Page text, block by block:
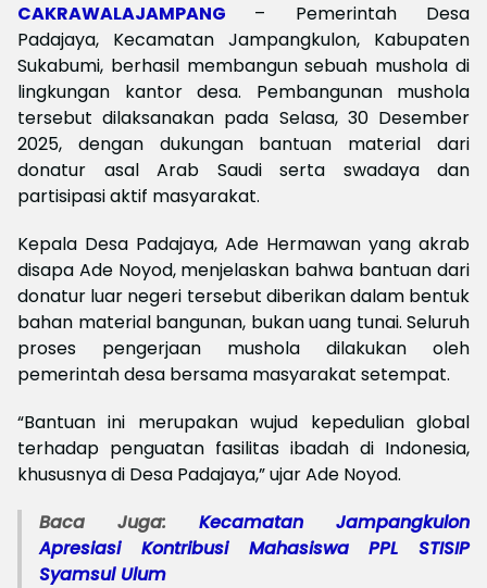
CAKRAWALAJAMPANG
– Pemerintah Desa
Padajaya, Kecamatan Jampangkulon, Kabupaten
Sukabumi, berhasil membangun sebuah mushola di
lingkungan kantor desa. Pembangunan mushola
tersebut dilaksanakan pada Selasa, 30 Desember
2025, dengan dukungan bantuan material dari
donatur asal Arab Saudi serta swadaya dan
partisipasi aktif masyarakat.
Kepala Desa Padajaya, Ade Hermawan yang akrab
disapa Ade Noyod, menjelaskan bahwa bantuan dari
donatur luar negeri tersebut diberikan dalam bentuk
bahan material bangunan, bukan uang tunai. Seluruh
proses pengerjaan mushola dilakukan oleh
pemerintah desa bersama masyarakat setempat.
“Bantuan ini merupakan wujud kepedulian global
terhadap penguatan fasilitas ibadah di Indonesia,
khususnya di Desa Padajaya,” ujar Ade Noyod.
Baca Juga: Kecamatan Jampangkulon
Apresiasi Kontribusi Mahasiswa PPL STISIP
Syamsul Ulum